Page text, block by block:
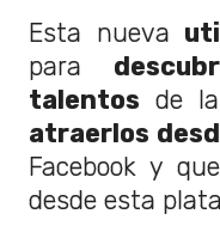
Esta nueva
para
talentos de
atraerlos
Facebook y que
desde esta